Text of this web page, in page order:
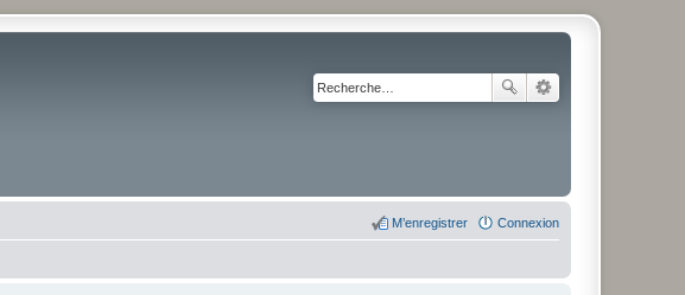
Connexion
M’enregistrer